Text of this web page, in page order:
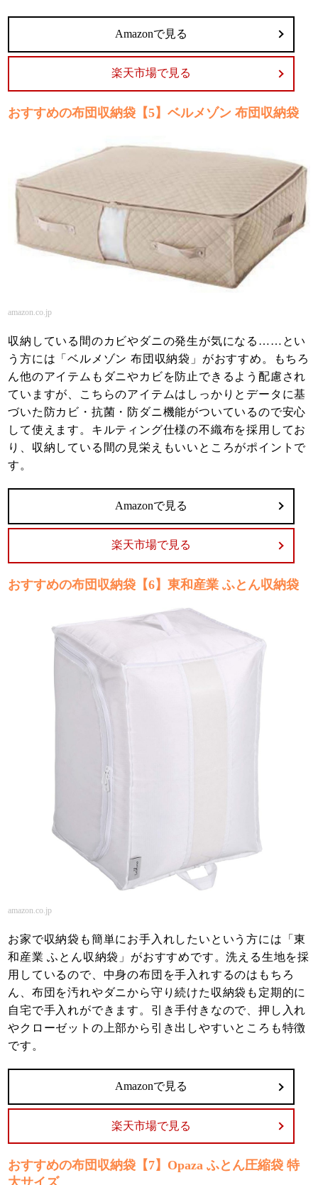
Amazonで見る
楽天市場で見る
おすすめの布団収納袋【5】ベルメゾン 布団収納袋
amazon.co.jp
収納している間のカビやダニの発生が気になる……とい
う方には「ベルメゾン 布団収納袋」がおすすめ。もちろ
ん他のアイテムもダニやカビを防止できるよう配慮され
ていますが、こちらのアイテムはしっかりとデータに基
づいた防カビ・抗菌・防ダニ機能がついているので安心
して使えます。キルティング仕様の不織布を採用してお
り、収納している間の見栄えもいいところがポイントで
す。
Amazonで見る
楽天市場で見る
おすすめの布団収納袋【6】東和産業 ふとん収納袋
amazon.co.jp
お家で収納袋も簡単にお手入れしたいという方には「東
和産業 ふとん収納袋」がおすすめです。洗える生地を採
用しているので、中身の布団を手入れするのはもちろ
ん、布団を汚れやダニから守り続けた収納袋も定期的に
自宅で手入れができます。引き手付きなので、押し入れ
やクローゼットの上部から引き出しやすいところも特徴
です。
Amazonで見る
楽天市場で見る
おすすめの布団収納袋【7】Opaza ふとん圧縮袋 特